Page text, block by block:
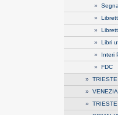
»
»
»
» Libri
» Interi
» FDC
» TRIESTE
»
» TRIESTE